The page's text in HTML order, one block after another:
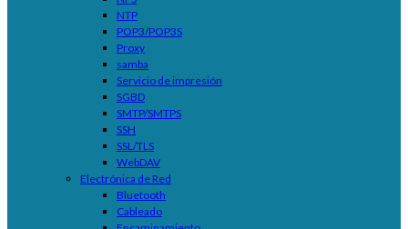
NTP
POP3/POP3S
Proxy
samba
Servicio de impresión
SGBD
SMTP/SMTPS
SSH
SSL/TLS
WebDAV
Electrónica de Red
Bluetooth
Cableado